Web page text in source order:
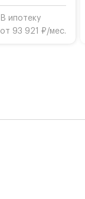
В ипотеку
от 93 921 ₽/мес.